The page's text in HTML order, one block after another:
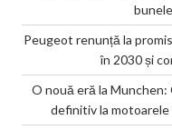
Peugeot renunță la
în 2030 și
O nouă eră la Munchen:
definitiv la